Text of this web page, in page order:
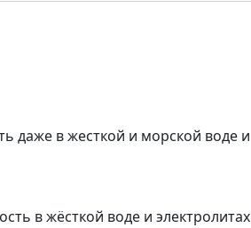
даже в жесткой и морской воде и
в жёсткой воде и электролитах